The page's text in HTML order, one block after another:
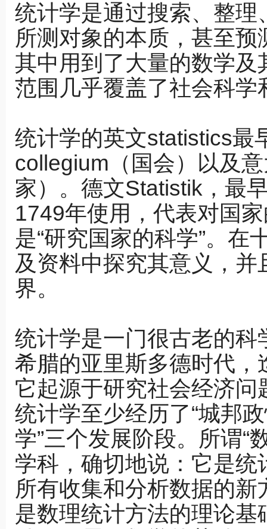
统计学是通过搜索、整
所测对象的本质，甚至
其中用到了大量的数学
范围几乎覆盖了社会科
统计学的英文statistics最
collegium（国会）以及
家）。德文Statistik，最
1749年使用，代表对国
是“研究国家的科学”。在
及资料中探究其意义，
界。
统计学是一门很古老的
希腊的亚里斯多德时代
它起源于研究社会经济
统计学至少经历了“城邦
学”三个发展阶段。所谓“
学科，确切地说：它是
所有收集和分析数据的
是数理统计方法的理论